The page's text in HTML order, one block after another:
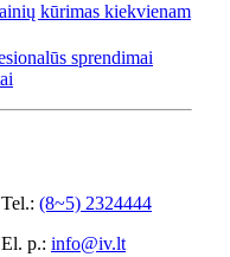
Tel.: (8~5) 2324444
El. p.: info@iv.lt